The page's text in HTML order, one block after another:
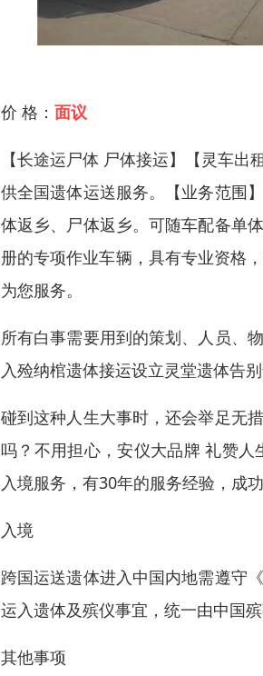
价 格： 面议
【长途运尸体 尸体接运】【灵车
供全国遗体运送服务。【业务范围
体返乡、尸体返乡。可随车配备单
册的专项作业车辆，具有专业资格
为您服务。
所有白事需要用到的策划、人员、
入殓纳棺遗体接运设立灵堂遗体告
碰到这种人生大事时，还会举足无
吗？不用担心，安仪大品牌 礼赞
入境服务，有30年的服务经验，成
入境
跨国运送遗体进入中国内地需遵守
运入遗体及殡仪事宜，统一由中国
其他事项